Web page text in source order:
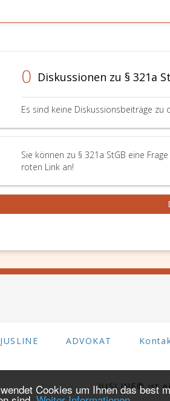
Cookies um Ihnen das best
0 Diskussionen zu § 321a
Es sind keine Diskussionsbeiträge zu
Sie können zu § 321a StGB eine
roten Link an!
JUSLINE ADVOKAT
JUSLINE® ist